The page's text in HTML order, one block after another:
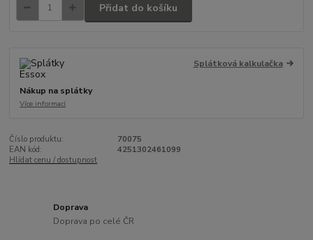
Přidat do košíku
Splátková kalkulačka
Nákup na splátky
Více informací
Číslo produktu:
70075
EAN kód:
4251302461099
Hlídat cenu / dostupnost
Doprava
Doprava po celé ČR